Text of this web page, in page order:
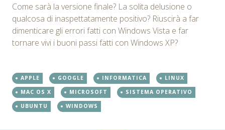
Come sarà la versione finale? La solita delusione o
qualcosa di inaspettatamente positivo? Riuscirà a far
dimenticare gli errori fatti con Windows Vista e far
tornare vivi i buoni passi fatti con Windows XP?
APPLE GOOGLE INFORMATICA
LINUX
MAC OS X
MICROSOFT
SISTEMA OPERATIVO
UBUNTU
WINDOWS